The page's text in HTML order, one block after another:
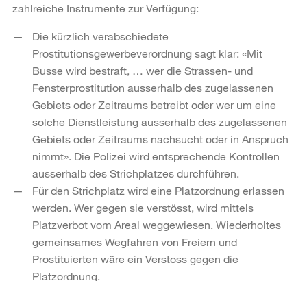
zahlreiche Instrumente zur Verfügung:
Die kürzlich verabschiedete
Prostitutionsgewerbeverordnung sagt klar: «Mit
Busse wird bestraft, … wer die Strassen- und
Fensterprostitution ausserhalb des zugelassenen
Gebiets oder Zeitraums betreibt oder wer um eine
solche Dienstleistung ausserhalb des zugelassenen
Gebiets oder Zeitraums nachsucht oder in Anspruch
nimmt». Die Polizei wird entsprechende Kontrollen
ausserhalb des Strichplatzes durchführen.
Für den Strichplatz wird eine Platzordnung erlassen
werden. Wer gegen sie verstösst, wird mittels
Platzverbot vom Areal weggewiesen. Wiederholtes
gemeinsames Wegfahren von Freiern und
Prostituierten wäre ein Verstoss gegen die
Platzordnung.